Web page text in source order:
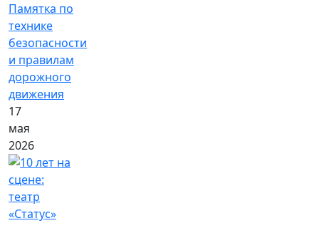
Памятка по
технике
безопасности
и правилам
дорожного
движения
17
мая
2026